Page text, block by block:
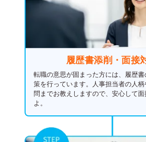
履歴書添削・面接
転職の意思が固まった方には、履歴
策を行っています。人事担当者の人
問までお教えしますので、安心して
よ。